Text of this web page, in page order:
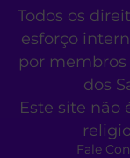
Todos os
esforço
por membros
dos
Este site não
Fale